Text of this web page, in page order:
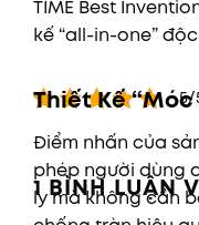
TIME Best
kế “all-in-one”
Thiết Kế
Điểm nhấn của
phép người dùng
ly mà không cần
5/
1 BÌNH LUẬN